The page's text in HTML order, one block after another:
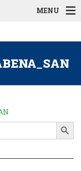
MENU
Search Button